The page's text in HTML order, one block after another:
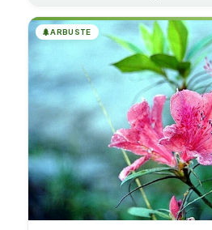
🌲ARBUSTE